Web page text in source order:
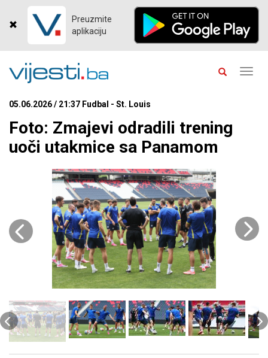
Preuzmite
aplikaciju
05.06.2026 / 21:37 Fudbal - St. Louis
Foto: Zmajevi odradili trening
uoči utakmice sa Panamom